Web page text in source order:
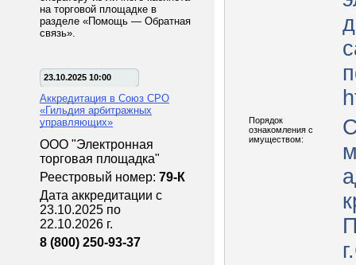
на торговой площадке в
разделе «Помощь — Обратная
связь».
23.10.2025 10:00
Аккредитация в Союз СРО
«Гильдия арбитражных
управляющих»
ООО "Электронная
торговая площадка"
Реестровый номер: 79-К
Дата аккредитации с
23.10.2025 по
22.10.2026 г.
8 (800) 250-93-37
Порядок
ознакомления с
имуществом: